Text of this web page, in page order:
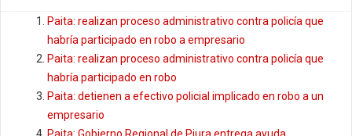
Paita: realizan proceso administrativo contra policía que
habría participado en robo a empresario
Paita: realizan proceso administrativo contra policía que
habría participado en robo
Paita: detienen a efectivo policial implicado en robo a un
empresario